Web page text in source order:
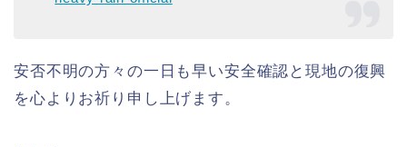
安否不明の方々の一日も早い安全確認と現地の復興
を心よりお祈り申し上げます。